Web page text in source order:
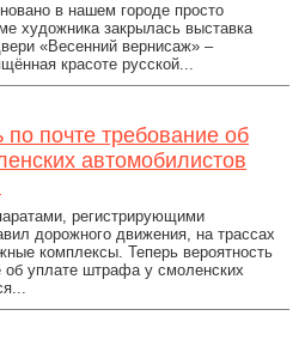
в нашем городе просто
художника закрылась выставка
«Весенний вернисаж» –
красоте русской...
по почте требование об
автомобилистов
регистрирующими
дорожного движения, на трассах
комплексы. Теперь вероятность
об уплате штрафа у смоленских